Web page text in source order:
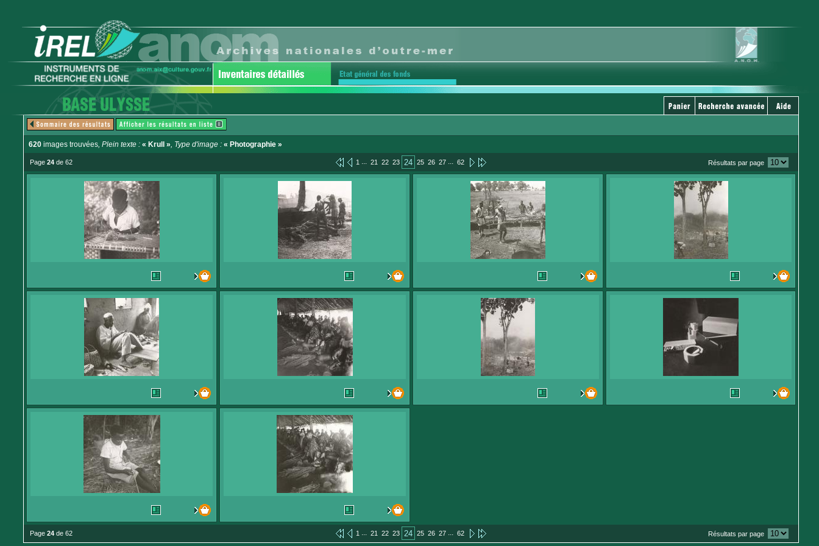
620 images trouvées, Plein texte : « Krull », Type d'image : « Photographie »
Page 24 de 62 1 ... 21 22 23 24 25 26 27 ... 62 Résultats par page
Page 24 de 62 1 ... 21 22 23 24 25 26 27 ... 62 Résultats par page